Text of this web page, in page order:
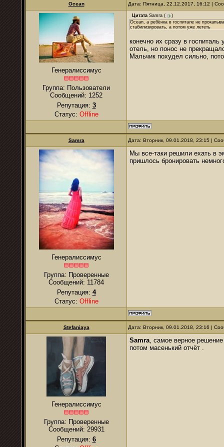
Ocean Дата: Пятница, 22.12.2017, 16:12 |
Генералиссимус
Группа: Пользователи
Сообщений: 1252
Репутация: 3
Статус: Offline
Цитата Samra (
)
Ocean, а ребёнка в госпитале не
стабилизировать, а потом уже лететь
конечно их сразу в
отель, но понос не
Мальчик похудел сильно,
Samra Дата: Вторник, 09.01.2018, 23:15 |
Генералиссимус
Группа: Проверенные
Сообщений: 11784
Репутация: 4
Статус: Offline
Мы все-таки решили ехать в
пришлось бронировать
Stefaniaya Дата: Вторник, 09.01.2018, 23:16 |
Генералиссимус
Группа: Проверенные
Сообщений: 29931
Репутация: 6
Samra, самое верное
потом масенький отчёт .